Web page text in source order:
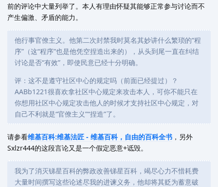
前的评论中大量列举了。本人有理由怀疑其能够正常参与讨论而不
产生偏激、矛盾的能力。
他行事官僚主义。他第二次封禁我时莫名其妙讲什么繁琐的“程
序”（这“程序”也是他凭空捏造出来的），从头到尾一直在纠结
讨论是否“有效”，即使民意已经十分明确。
评：这不是遵守社区中心的规定吗（前面已经提过）？
AABb1221很喜欢拿社区中心规定来攻击本人，可你不能只在
你想用社区中心规定攻击他人的时候才支持社区中心规定，对
自己不利就是“官僚主义”“捏造”了。
请参看维基百科:维基法匠 - 维基百科，自由的百科全书 ，另外
Sxlzr444的这段言论又是一个假定恶意+诋毁。
我为了消灭锑星百科的弊政改善锑星百科，竭尽心力不惜耗费
大量时间撰写这些论述尽我的进谏义务，他却将其贬为蓄意破